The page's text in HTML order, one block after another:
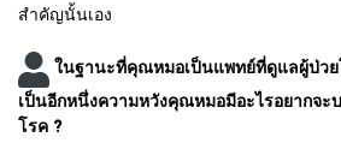
สำคัญนั้นเอง
ในฐานะที่คุณหมอเป็นแพทย์ที่ดูแลผู้ป่วย
เป็นอีกหนึ่งความหวังคุณหมอมีอะไรอยากจะ
โรค ?